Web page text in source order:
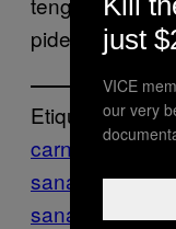
pides.
Etiquetado:
carne
Comida
sana
dieta
sanas
estúdio
just
VICE
our very